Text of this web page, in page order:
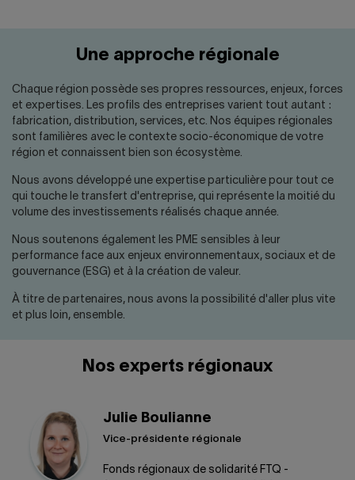
Nous joindre Salle de presse
English
Une approche régionale
Chaque région possède ses propres ressources, enjeux, forces
et expertises. Les profils des entreprises varient tout autant :
fabrication, distribution, services, etc. Nos équipes régionales
sont familières avec le contexte socio-économique de votre
région et connaissent bien son écosystème.
Nous avons développé une expertise particulière pour tout ce
qui touche le transfert d'entreprise, qui représente la moitié du
volume des investissements réalisés chaque année.
Nous soutenons également les PME sensibles à leur
performance face aux enjeux environnementaux, sociaux et de
gouvernance (ESG) et à la création de valeur.
À titre de partenaires, nous avons la possibilité d'aller plus vite
et plus loin, ensemble.
Nos experts régionaux
Julie Boulianne
Vice-présidente régionale
Fonds régionaux de solidarité FTQ -